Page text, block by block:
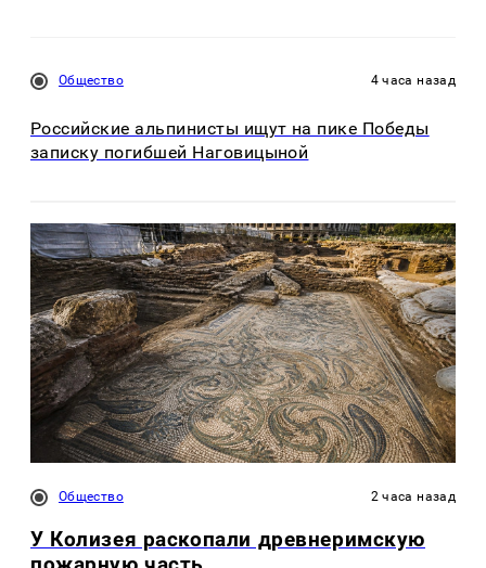
Общество 4 часа назад
Российские альпинисты ищут на пике Победы
записку погибшей Наговицыной
Общество 2 часа назад
У Колизея раскопали древнеримскую